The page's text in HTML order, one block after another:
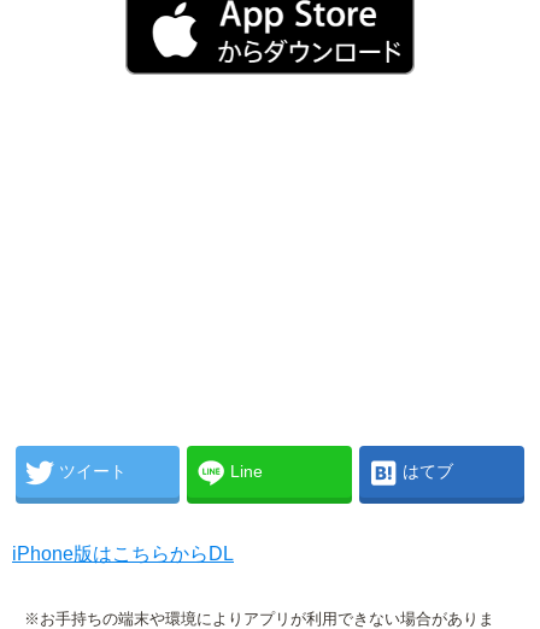
ツイート Line はてブ
iPhone版はこちらからDL
※お手持ちの端末や環境によりアプリが利用できない場合がありま